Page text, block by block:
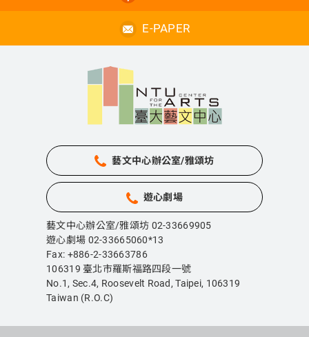
E-PAPER
藝文中心辦公室/雅頌坊
遊心劇場
藝文中心辦公室/雅頌坊 02-33669905
遊心劇場 02-33665060*13
Fax: +886-2-33663786
106319 臺北市羅斯福路四段一號
No.1, Sec.4, Roosevelt Road, Taipei, 106319
Taiwan (R.O.C)